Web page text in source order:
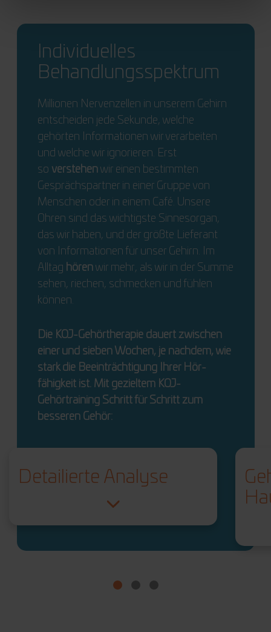
Individuelles
Behandlungsspektrum
Millionen Nervenzellen in unserem Gehirn
entscheiden jede Sekunde, welche
gehörten Informationen wir verarbeiten
und welche wir ignorieren. Erst
so verstehenwir einen bestimmten
Gesprächspartner in einer Gruppe von
Menschen oder in einem Café. Unsere
Ohren sind das wichtigste Sinnesorgan,
das wir haben, und der größte Lieferant
von Informationen für unser Gehirn. Im
Alltag hörenwir mehr, als wir in der Summe
sehen, riechen, schmecken und fühlen
können.
Die KOJ-Gehör­therapie dauert zwischen
einer und sieben Wochen, je nachdem, wie
stark die ­Beeinträchtigung Ihrer Hör­
fähigkeit ist. Mit gezieltem KOJ-
Gehörtraining Schritt für Schritt zum
besseren Gehör:
Detailierte Analyse